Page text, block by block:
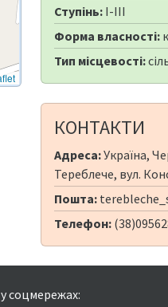
Ступінь: I-III
Форма власності:
Тип місцевості:
КОНТАКТИ
Адреса:Україна,
Тереблече, вул.
Пошта:
Телефон:
соцмережах: